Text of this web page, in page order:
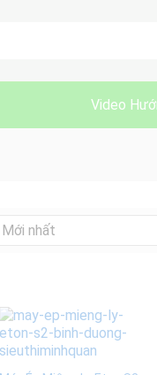
Video
Mới nhất